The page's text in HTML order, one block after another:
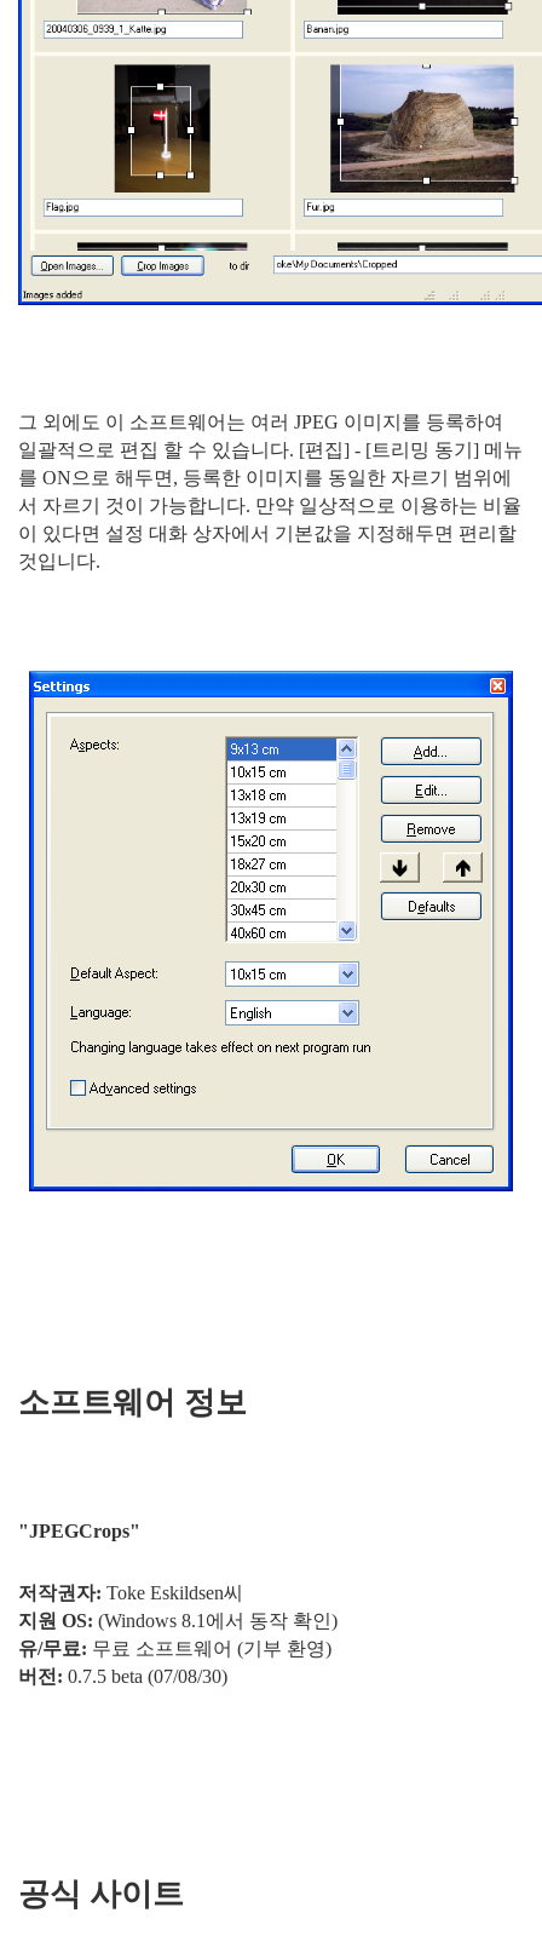
그 외에도 이 소프트웨어는 여러 JPEG 이미지를 등록하여
일괄적으로 편집 할 수 있습니다. [편집] - [트리밍 동기] 메뉴
를 ON으로 해두면, 등록한 이미지를 동일한 자르기 범위에
서 자르기 것이 가능합니다. 만약 일상적으로 이용하는 비율
이 있다면 설정 대화 상자에서 기본값을 지정해두면 편리할
것입니다.
소프트웨어 정보
"JPEGCrops"
저작권자: Toke Eskildsen씨
지원 OS: (Windows 8.1에서 동작 확인)
유/무료: 무료 소프트웨어 (기부 환영)
버전: 0.7.5 beta (07/08/30)
공식 사이트